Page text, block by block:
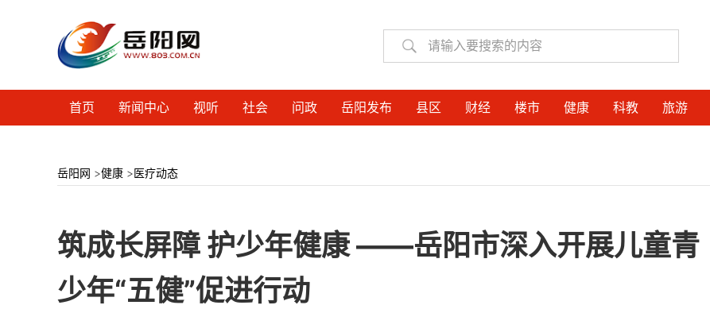
首页 新闻中心 视听 社会 问政 岳阳发布 县区 财经 楼市 健康 科教 旅游
岳阳网 >健康 >医疗动态
筑成长屏障 护少年健康 ——岳阳市深入开展儿童青
少年“五健”促进行动